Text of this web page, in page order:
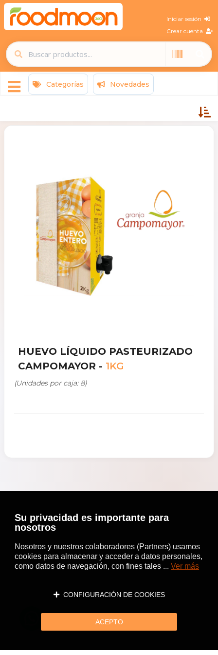
Iniciar sesión
Crear cuenta
Categorías Novedades
HUEVO LÍQUIDO PASTEURIZADO
CAMPOMAYOR - 1KG
(Unidades por caja: 8)
Su privacidad es importante para
nosotros
Nosotros y nuestros colaboradores (Partners) usamos
cookies para almacenar y acceder a datos personales,
como datos de navegación, con fines tales ... Ver más
CONFIGURACIÓN DE COOKIES
ACEPTO